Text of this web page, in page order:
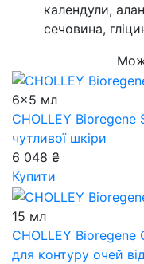
календули,
сечовина,
6x5 мл
CHOLLEY Bioregene
чутливої шкіри
6 048 ₴
Купити
15 мл
CHOLLEY Bioregene
для контуру очей